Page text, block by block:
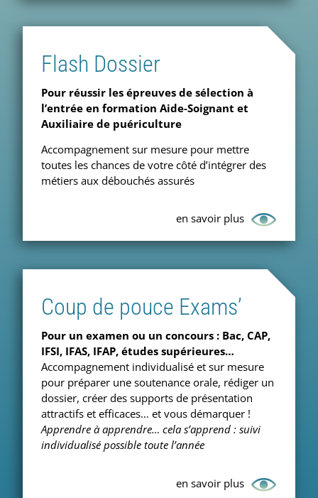
Flash Dossier
Pour réussir les épreuves de sélection à
l’entrée en formation Aide-Soignant et
Auxiliaire de puériculture
Accompagnement sur mesure pour mettre
toutes les chances de votre côté d’intégrer des
métiers aux débouchés assurés
en savoir plus
Coup de pouce Exams’
Pour un examen ou un concours : Bac, CAP,
IFSI, IFAS, IFAP, études supérieures…
Accompagnement individualisé et sur mesure
pour préparer une soutenance orale, rédiger un
dossier, créer des supports de présentation
attractifs et efficaces… et vous démarquer !
Apprendre à apprendre… cela s’apprend : suivi
individualisé possible toute l’année
en savoir plus